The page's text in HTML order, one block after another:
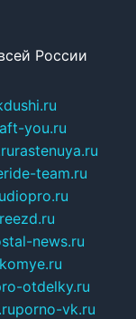
России
you.ru
rastenuya.ru
team.ru
news.ru
otdelky.ru
porno-vk.ru